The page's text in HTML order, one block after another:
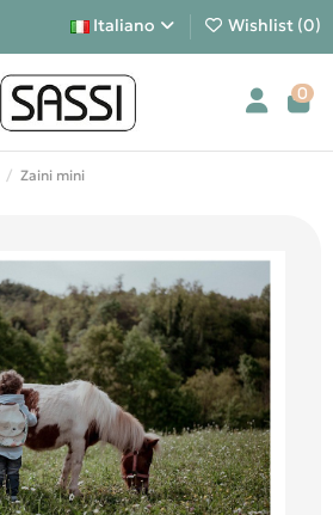
Italiano Wishlist (0)
0
Zaini mini